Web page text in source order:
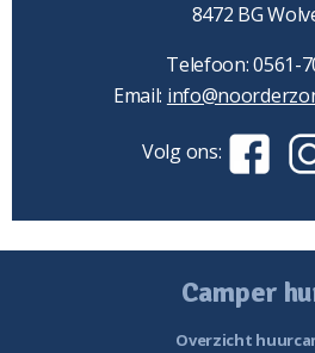
8472 BG
Telefoon: 0561-
Email:
Volg ons:
Camper
Overzicht